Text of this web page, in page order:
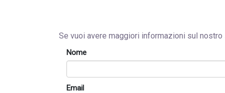
Se vuoi avere maggiori informazioni sul
Nome
Email